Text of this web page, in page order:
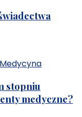
stopniu
medyczne?